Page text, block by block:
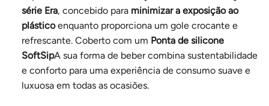
série Era, concebido para minimizar a exposição ao
plásticoenquanto proporciona um gole crocante e
refrescante. Coberto com um Ponta de silicone
SoftSipA sua forma de beber combina sustentabilidade
e conforto para uma experiência de consumo suave e
luxuosa em todas as ocasiões.